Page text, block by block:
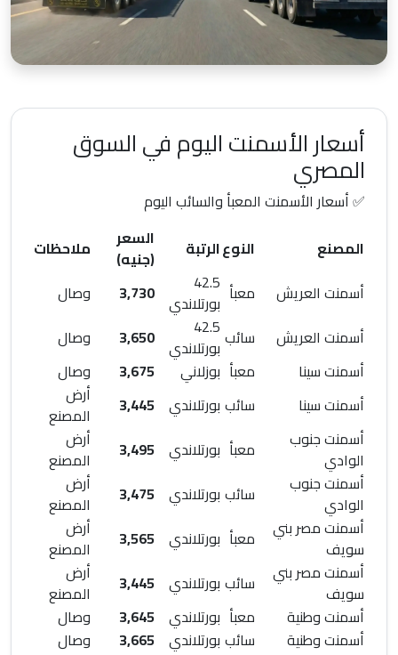
أسعار الأسمنت اليوم في السوق
المصري
✅ أسعار الأسمنت المعبأ والسائب اليوم
المصنع
النوعالرتبة
السعر
(جنيه)
ملاحظات
أسمنت العريش
معبأ 42.5
بورتلاندي 3,730
وصال
أسمنت العريش
سائب 42.5
بورتلاندي 3,650
وصال
أسمنت سينا
معبأ بوزلاني 3,675
وصال
أسمنت سينا
سائب بورتلاندي 3,445
أرض
المصنع
أسمنت جنوب
الوادي
معبأ بورتلاندي 3,495
أرض
المصنع
أسمنت جنوب
الوادي
سائب بورتلاندي 3,475
أرض
المصنع
أسمنت مصر بني
سويف
معبأ بورتلاندي 3,565
أرض
المصنع
أسمنت مصر بني
سويف
سائب بورتلاندي 3,445
أرض
المصنع
أسمنت وطنية
معبأ بورتلاندي 3,645
وصال
أسمنت وطنية
سائب بورتلاندي 3,665
وصال